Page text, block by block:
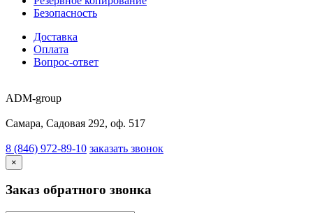
Безопасность
Доставка
Оплата
Вопрос-ответ
ADM-group
Самара, Садовая 292, оф. 517
8 (846) 972-89-10 заказать звонок
×
Заказ обратного звонка